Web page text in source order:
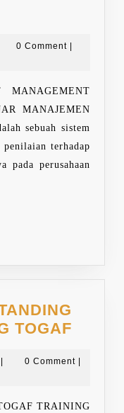
0 Comment |
MANAJEMEN
sebuah sistem
terhadap
pada perusahaan
TOGAF
AND
admin0 Comment
TRAINING